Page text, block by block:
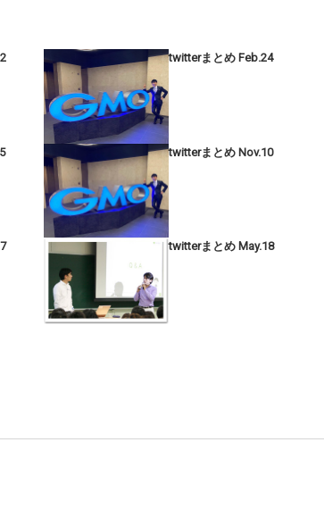
twitterまとめ Feb.24
twitterまとめ Nov.10
twitterまとめ May.18